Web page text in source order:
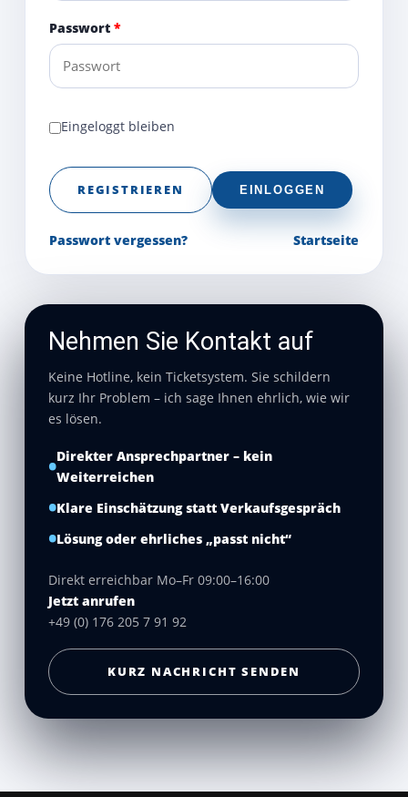
Passwort
Eingeloggt bleiben
REGISTRIEREN EINLOGGEN
Passwort vergessen? Startseite
Nehmen Sie Kontakt auf
Keine Hotline, kein Ticketsystem. Sie schildern
kurz Ihr Problem – ich sage Ihnen ehrlich, wie wir
es lösen.
Direkter Ansprechpartner – kein
Weiterreichen
Klare Einschätzung statt Verkaufsgespräch
Lösung oder ehrliches „passt nicht“
Direkt erreichbar Mo–Fr 09:00–16:00
Jetzt anrufen
+49 (0) 176 205 7 91 92
KURZ NACHRICHT SENDEN